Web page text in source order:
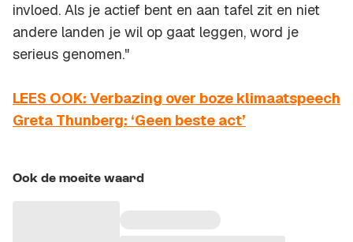
invloed. Als je actief bent en aan tafel zit en niet
andere landen je wil op gaat leggen, word je
serieus genomen."
LEES OOK: Verbazing over boze klimaatspeech
Greta Thunberg: ‘Geen beste act’
Ook de moeite waard